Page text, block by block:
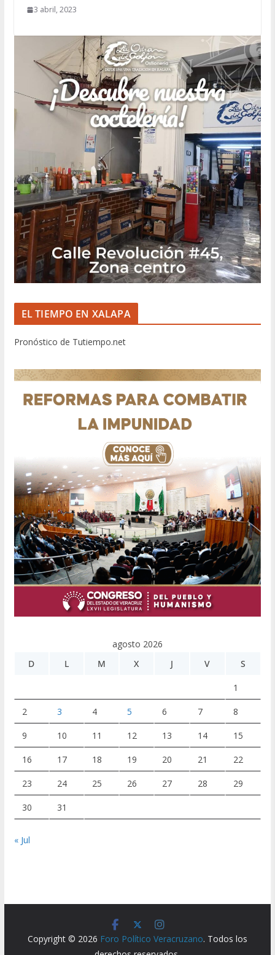
3 abril, 2023
EL TIEMPO EN XALAPA
Pronóstico de Tutiempo.net
agosto 2026
D
L M X J V S
1
2 3 4 5 6 7 8
9 10 11 12 13 14 15
16 17 18 19 20 21 22
23 24 25 26 27 28 29
30 31
« Jul
Copyright © 2026 Foro Político Veracruzano. Todos los